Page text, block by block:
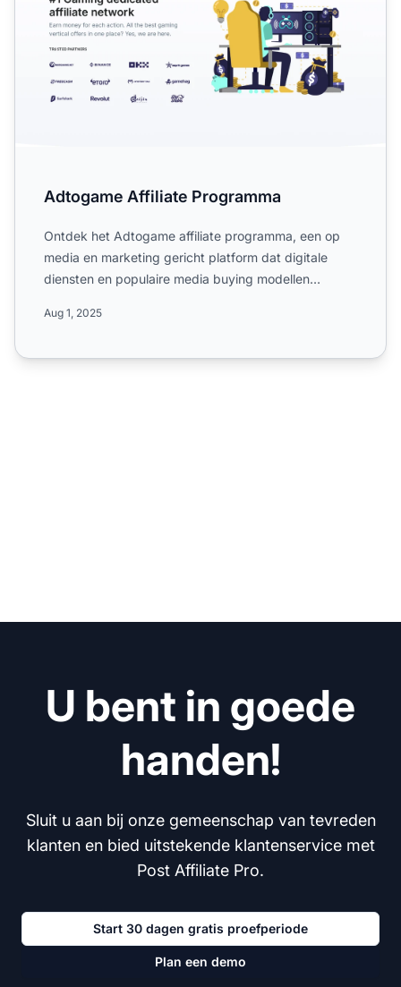
Adtogame Affiliate Programma
Ontdek het Adtogame affiliate programma, een op
media en marketing gericht platform dat digitale
diensten en populaire media buying modellen
Aug 1, 2025
U bent in goede
handen!
Sluit u aan bij onze gemeenschap van tevreden
klanten en bied uitstekende klantenservice met
Post Affiliate Pro.
Start 30 dagen gratis proefperiode
Plan een demo